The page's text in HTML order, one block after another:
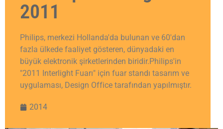
2011
Philips, merkezi Hollanda'da bulunan ve 60'dan
fazla ülkede faaliyet gösteren, dünyadaki en
büyük elektronik şirketlerinden biridir.Philips'in
"2011 Interlight Fuarı" için fuar standı tasarım ve
uygulaması, Design Office tarafından yapılmıştır.
2014